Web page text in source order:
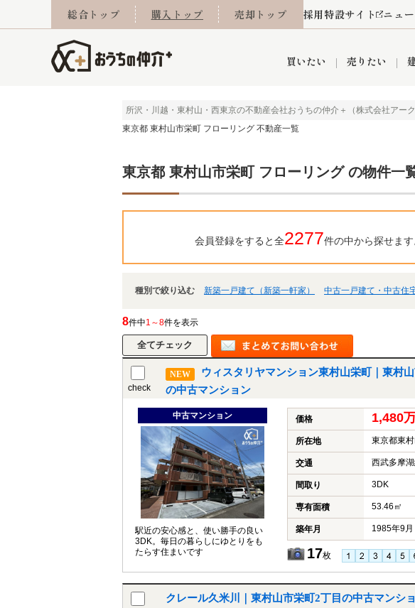
総合トップ 購入トップ 売却トップ 採用特設サイト ニュ
買いたい
川越市 入間市 飯能市 狭山市 ふじみ野市
小平市 練馬区
売りたい
所沢・川越・東村山・西東京の不動産会社おうちの仲介＋（株式会社アーク
東京都 東村山市栄町 フローリング 不動産一覧
東京都 東村山市栄町 フローリング の物件一
会員登録をすると全2277件の中から探せます
種別で絞り込む 新築一戸建て（新築一軒家） 中古一戸建て・中古住
8件中1～8件を表示
check
NEW
ウィスタリヤマンション東村山栄町｜東村
の中古マンション
中古マンション
駅近の安心感と、使い勝手の良い
3DK。毎日の暮らしにゆとりをも
たらす住まいです
価格 1,480
所在地 東京都東
交通 西武多摩
間取り 3DK
専有面積 53.46㎡
築年月 1985年9月
17枚
クレール久米川｜東村山市栄町2丁目の中古マンシ